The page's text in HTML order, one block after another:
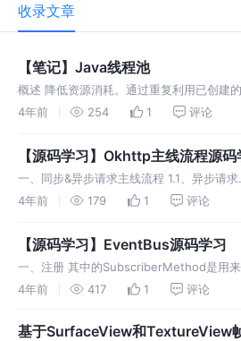
收录文章
【笔记】Java线程池
概述 降低资源消耗。通过重复利用已创建
程降低线程创建和销毁造成的消耗。 提高响
创建就能立即执行。 提高线程的可管理性。
程是稀缺资源，如果无限制地创建，
4年前 254 1 评论
【源码学习】Okhttp主线流程源码
习
一、同步&异步请求主线流程 1.1、异步请求
1.2、关键类 OkhttpClient、Request、Call
OkhttpClient：
4年前 179 1 评论
【源码学习】EventBus源码学习
一、注册 其中的SubscriberMethod是用
含方法、运行线程、接收的事件类型、优先
4年前 417 1 评论
基于SurfaceView和TextureView